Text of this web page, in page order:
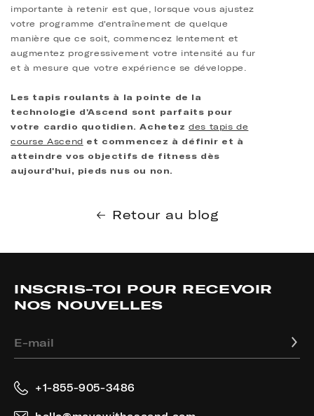
importante à retenir est que, lorsque vous ajustez
votre programme d'entraînement de quelque
manière que ce soit, commencez lentement et
augmentez progressivement votre intensité au fur
et à mesure que votre expérience se développe.
Les tapis roulants à la pointe de la
technologie d'Ascend sont parfaits pour
votre cardio quotidien. Achetezdes tapis de
course Ascend et commencez à définir et à
atteindre vos objectifs de fitness dès
aujourd'hui, pieds nus ou non.
Retour au blog
INSCRIS-TOI POUR RECEVOIR
NOS NOUVELLES
E-mail
+1-855-905-3486